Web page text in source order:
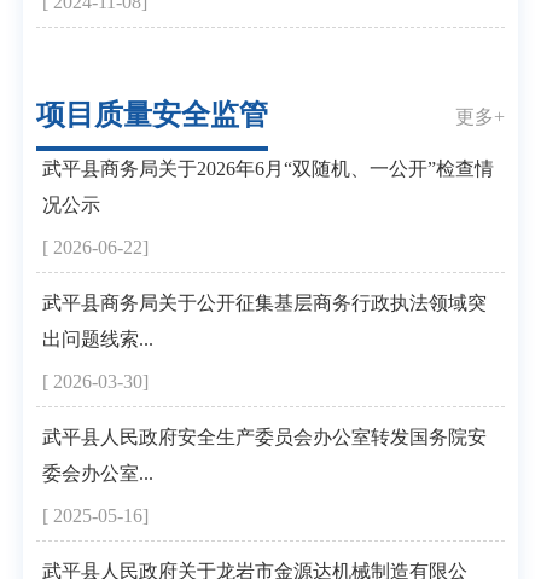
项目质量安全监管 更多+
[ 2026-06-22]
武平县商务局关于2026年6月“双随机、一公开”检查情
况公示
[ 2026-03-30]
武平县商务局关于公开征集基层商务行政执法领域突
出问题线索...
[ 2025-05-16]
武平县人民政府安全生产委员会办公室转发国务院安
委会办公室...
武平县人民政府关于龙岩市金源达机械制造有限公